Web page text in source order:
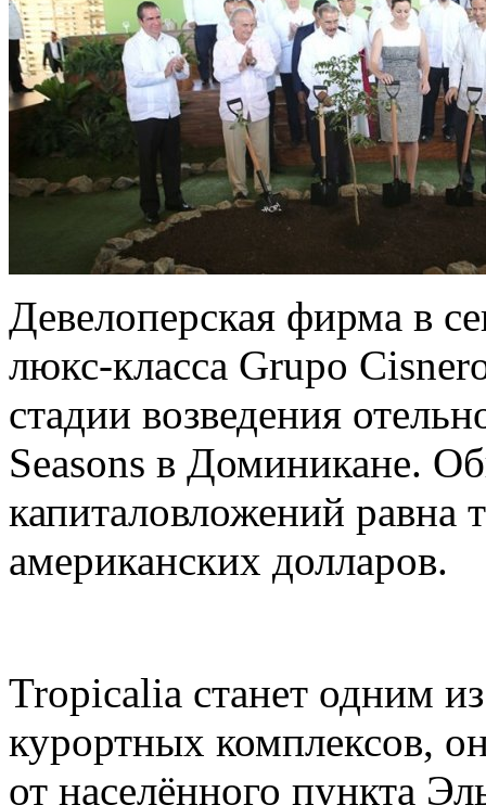
Девелоперская фирма в
люкс-класса Grupo
стадии возведения
Seasons в Доминикане.
капиталовложений равна
американских долларов.
Tropicalia станет одним
курортных комплексов,
от населённого пункта